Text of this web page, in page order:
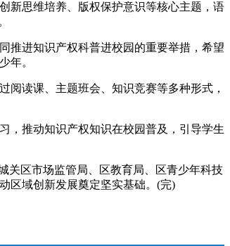
思维培养、版权保护意识等核心主题，语
进知识产权科普进校园的重要举措，希望
年。
读课、主题班会、知识竞赛等多种形式，
推动知识产权知识在校园普及，引导学生
区市场监管局、区教育局、区青少年科技
区域创新发展奠定坚实基础。(完)